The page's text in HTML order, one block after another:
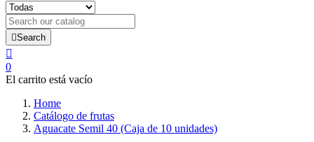
Search

0
El carrito está vacío
Home
Catálogo de frutas
Aguacate Semil 40 (Caja de 10 unidades)